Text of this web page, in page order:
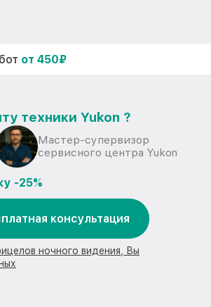
от 450₽
техники Yukon ?
Мастер-супервизор
сервисного центра Yukon
-25%
консультация
ночного видения, Вы